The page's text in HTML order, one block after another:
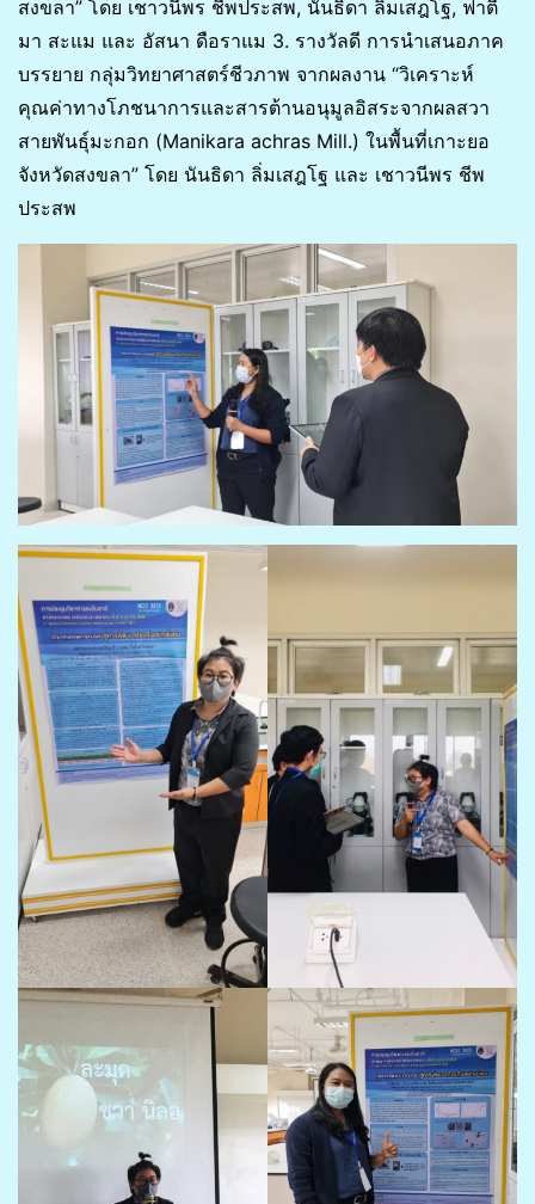
สงขลา” โดย เชาวนีพร ชีพประสพ, นันธิดา ลิ่มเสฎโฐ, ฟาตี
มา สะแม และ อัสนา ดือราแม 3. รางวัลดี การนำเสนอภาค
บรรยาย กลุ่มวิทยาศาสตร์ชีวภาพ จากผลงาน “วิเคราะห์
คุณค่าทางโภชนาการและสารต้านอนุมูลอิสระจากผลสวา
สายพันธุ์มะกอก (Manikara achras Mill.) ในพื้นที่เกาะยอ
จังหวัดสงขลา” โดย นันธิดา ลิ่มเสฎโฐ และ เชาวนีพร ชีพ
ประสพ